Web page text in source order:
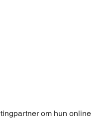
om hun online